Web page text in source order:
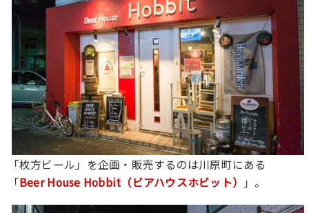
「枚方ビール」を企画・販売するのは川原町にある
「Beer House Hobbit（ビアハウスホビット） 」。